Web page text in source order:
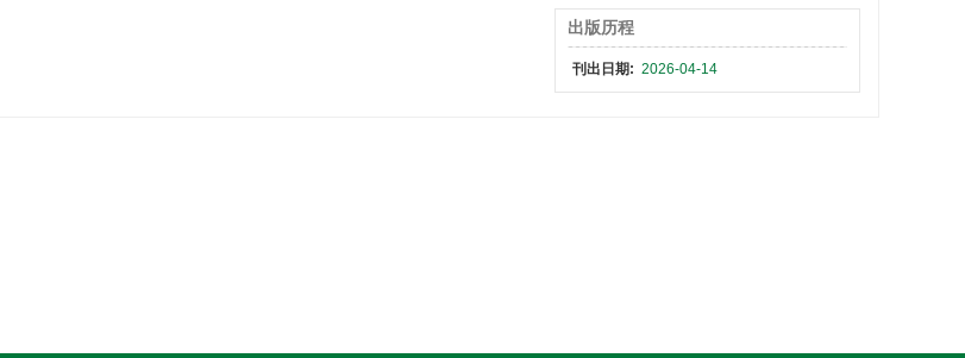
出版历程
刊出日期: 2026-04-14